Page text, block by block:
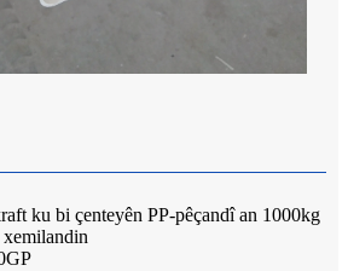
ku bi çenteyên PP-pêçandî an 1000kg
xemilandin